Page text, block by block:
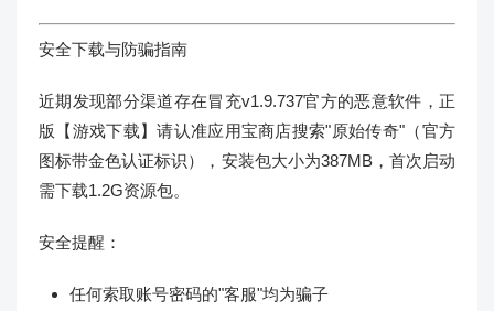
安全下载与防骗指南
近期发现部分渠道存在冒充v1.9.737官方的恶意软件，正
版【游戏下载】请认准应用宝商店搜索"原始传奇"（官方
图标带金色认证标识），安装包大小为387MB，首次启动
需下载1.2G资源包。
安全提醒：
任何索取账号密码的"客服"均为骗子